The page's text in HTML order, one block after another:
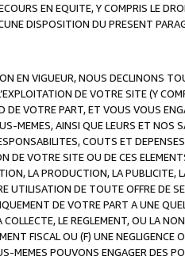
EN EQUITE, Y COMPRIS LE
DISPOSITION DU PRESENT
EN VIGUEUR, NOUS DECLINONS
DE VOTRE SITE (Y
VOTRE PART, ET VOUS VOUS
MEMES, AINSI QUE LEURS ET
COUTS ET
DE VOTRE SITE OU DE CES
LA PRODUCTION, LA
UTILISATION DE TOUTE OFFRE DE
DE VOTRE PART A UNE
LE REGLEMENT, OU LA
FISCAL OU (F) UNE
MEMES POUVONS ENGAGER DES